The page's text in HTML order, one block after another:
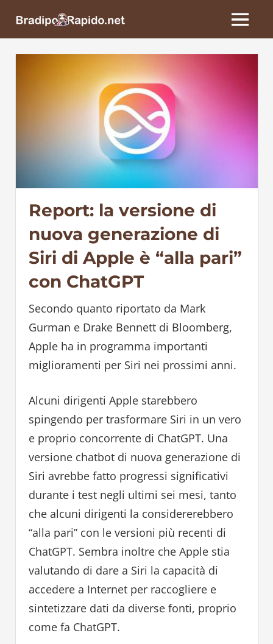
BradipoRapido.net
MENU
Report: la versione di
nuova generazione di
Siri di Apple è “alla pari”
con ChatGPT
Secondo quanto riportato da Mark
Gurman e Drake Bennett di Bloomberg,
Apple ha in programma importanti
miglioramenti per Siri nei prossimi anni.
Alcuni dirigenti Apple starebbero
spingendo per trasformare Siri in un vero
e proprio concorrente di ChatGPT. Una
versione chatbot di nuova generazione di
Siri avrebbe fatto progressi significativi
durante i test negli ultimi sei mesi, tanto
che alcuni dirigenti la considererebbero
“alla pari” con le versioni più recenti di
ChatGPT. Sembra inoltre che Apple stia
valutando di dare a Siri la capacità di
accedere a Internet per raccogliere e
sintetizzare dati da diverse fonti, proprio
come fa ChatGPT.